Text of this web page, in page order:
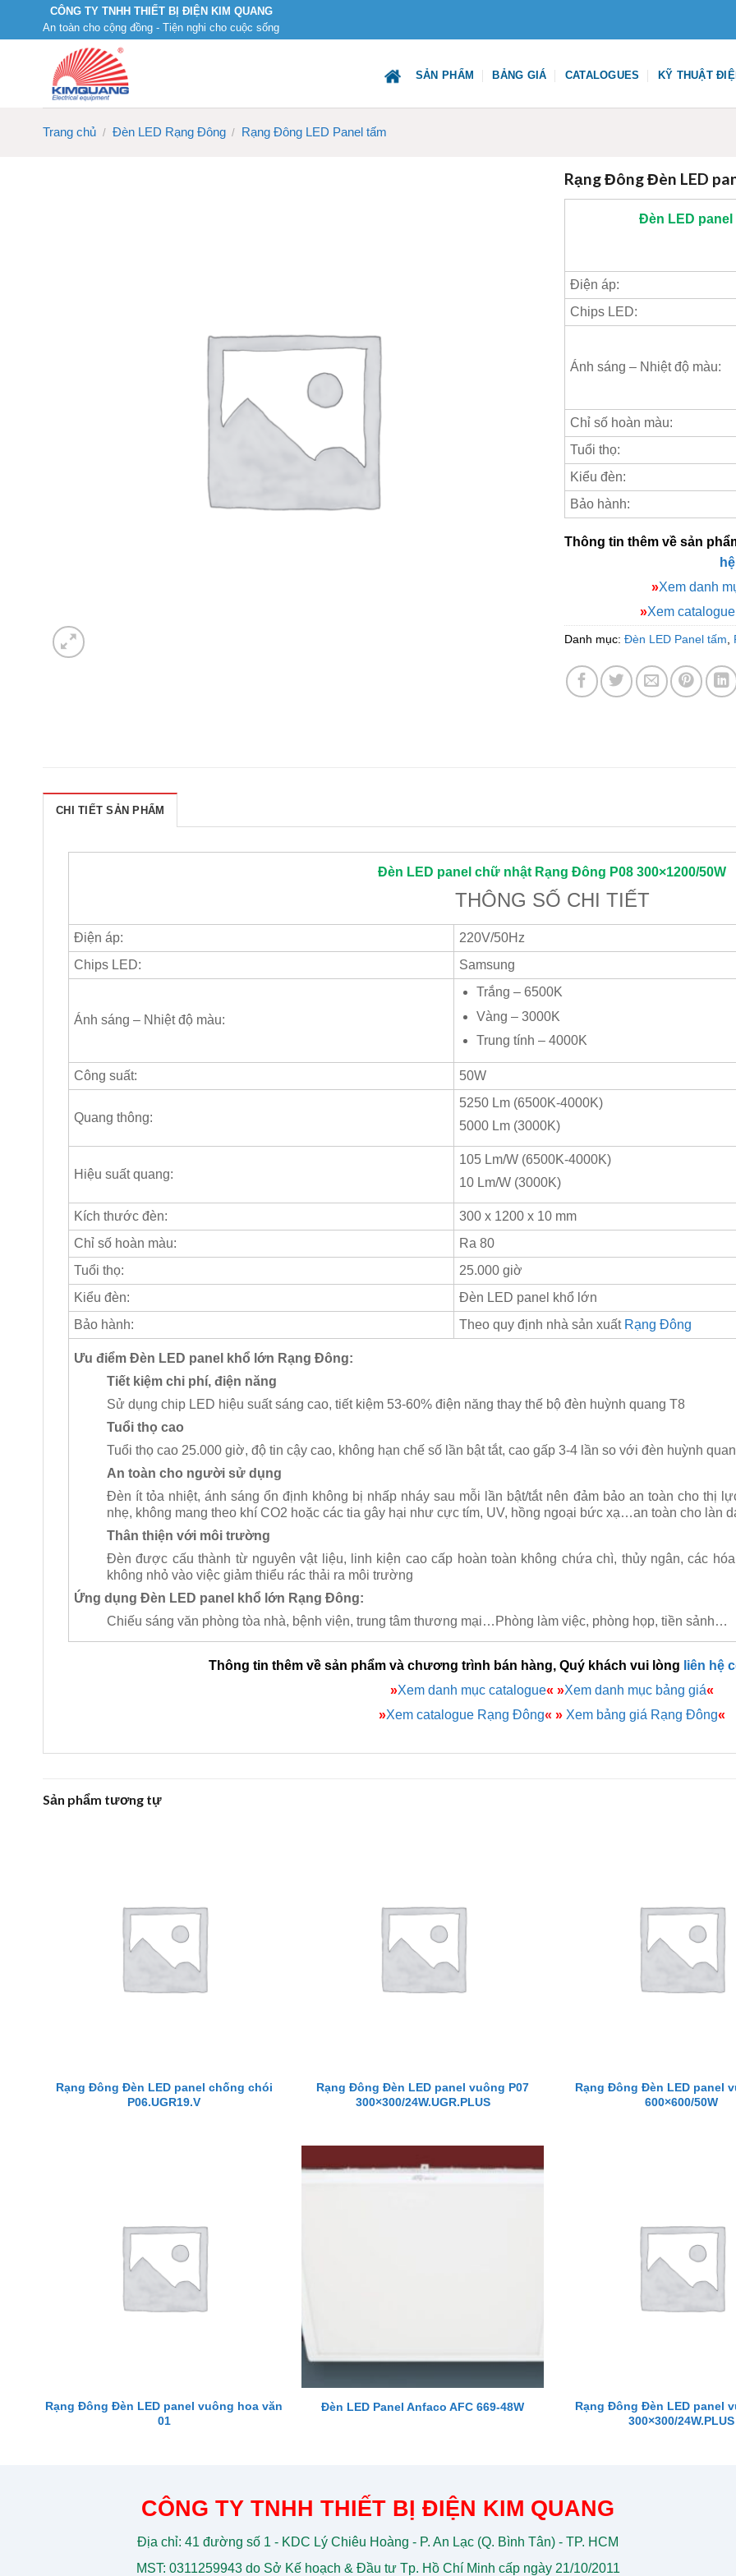
CÔNG TY TNHH THIẾT BỊ ĐIỆN KIM QUANG
An toàn cho cộng đồng - Tiện nghi cho cuộc sống
SẢN PHẨM BẢNG GIÁ CATALOGUES KỸ THUẬT
Trang chủ / Đèn LED Rạng Đông / Rạng Đông LED Panel tấm
Rạng Đông Đèn LED
Đèn LED
Điện áp:
Chips LED:
Ánh sáng – Nhiệt độ màu:
Chỉ số hoàn màu:
Tuổi thọ:
Kiểu đèn:
Bảo hành:
Thông tin thêm về sản
»Xem danh
»Xem
Danh mục: Đèn LED Panel tấm,
CHI TIẾT SẢN PHẨM
Đèn LED panel chữ nhật Rạng Đông P08 300×1200/50W
THÔNG SỐ CHI TIẾT
Điện áp:
220V/50Hz
Chips LED:
Samsung
Ánh sáng – Nhiệt độ màu:
Trắng – 6500K
Vàng – 3000K
Trung tính – 4000K
Công suất: 50W
Quang thông:
5250 Lm (6500K-4000K)
5000 Lm (3000K)
Hiệu suất quang:
105 Lm/W (6500K-4000K)
10 Lm/W (3000K)
Kích thước đèn:
300 x 1200 x 10 mm
Chỉ số hoàn màu:
Ra 80
Tuổi thọ:
25.000 giờ
Kiểu đèn:
Đèn LED panel khổ lớn
Bảo hành:
Theo quy định nhà sản xuất Rạng Đông
Ưu điểm Đèn LED panel khổ lớn Rạng Đông:
Tiết kiệm chi phí, điện năng
Sử dụng chip LED hiệu suất sáng cao, tiết kiệm 53-60% điện năng thay thế bộ đèn huỳnh quang T8
Tuổi thọ cao
Tuổi thọ cao 25.000 giờ, độ tin cậy cao, không hạn chế số lần bật tắt, cao gấp 3-4 lần so với đèn huỳnh
An toàn cho người sử dụng
Đèn ít tỏa nhiệt, ánh sáng ổn định không bị nhấp nháy sau mỗi lần bật/tắt nên đảm bảo an toàn cho thị
nhẹ, không mang theo khí CO2 hoặc các tia gây hại như cực tím, UV, hồng ngoại bức xạ…an toàn cho làn
Thân thiện với môi trường
Đèn được cấu thành từ nguyên vật liệu, linh kiện cao cấp hoàn toàn không chứa chì, thủy ngân, các
không nhỏ vào việc giảm thiểu rác thải ra môi trường
Ứng dụng Đèn LED panel khổ lớn Rạng Đông:
Chiếu sáng văn phòng tòa nhà, bệnh viện, trung tâm thương mại…Phòng làm việc, phòng họp, tiền sảnh…
Thông tin thêm về sản phẩm và chương trình bán hàng, Quý khách vui lòng liên hệ
»Xem danh mục catalogue« »Xem danh mục bảng giá«
»Xem catalogue Rạng Đông« » Xem bảng giá Rạng Đông«
Sản phẩm tương tự
Rạng Đông Đèn LED panel chống chói
P06.UGR19.V
Rạng Đông Đèn LED panel vuông P07
300×300/24W.UGR.PLUS
Rạng Đông Đèn LED panel
600×600/50W
Rạng Đông Đèn LED panel vuông hoa văn
01
Đèn LED Panel Anfaco AFC 669-48W
Rạng Đông Đèn LED panel
300×300/24W.PLUS
CÔNG TY TNHH THIẾT BỊ ĐIỆN KIM QUANG
Địa chỉ: 41 đường số 1 - KDC Lý Chiêu Hoàng - P. An Lạc (Q. Bình Tân) - TP. HCM
MST: 0311259943 do Sở Kế hoạch & Đầu tư Tp. Hồ Chí Minh cấp ngày 21/10/2011